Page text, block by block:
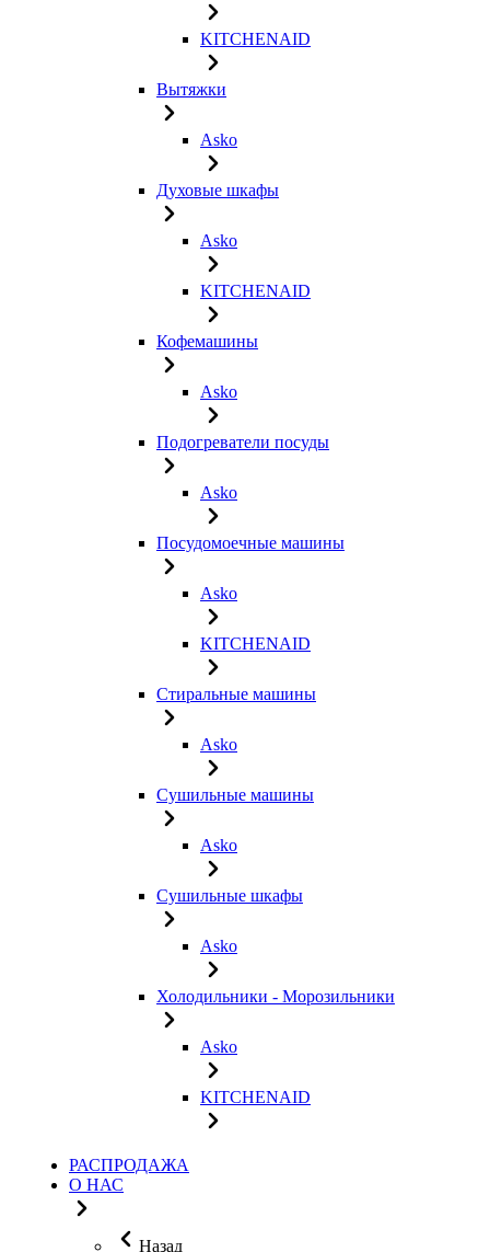
KITCHENAID
Вытяжки
Asko
Духовые шкафы
Asko
KITCHENAID
Кофемашины
Asko
Подогреватели посуды
Asko
Посудомоечные машины
Asko
KITCHENAID
Стиральные машины
Asko
Сушильные машины
Asko
Сушильные шкафы
Asko
Холодильники - Морозильники
Asko
KITCHENAID
РАСПРОДАЖА
О НАС
Назад